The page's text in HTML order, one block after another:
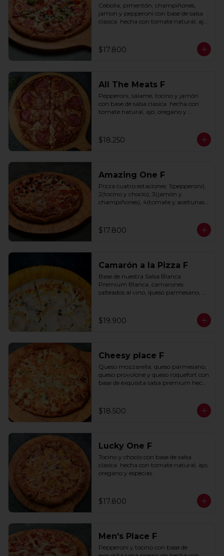
Cebolla, pimentón, champiñones,
jamon y pepperoni con base de salsa
clasica  hecha con tomate natural, ajo,
$17.800
All The Meats F
Pepperoni, salame, tocino y jamón
con base de salsa clasica  hecha con
tomate natural, ajo, oregano y
$18.250
Amazing One F
Pizza cuatro estaciones: 1(pepperoni),
2(tocino y choclo), 3(jamón y
champiñones), 4(tomate y aceitunas
oregano y especias.
$17.800
Camarón a la Pizza F
Base de nuestra Salsa Blanca
Premium Blanca, camarones
salteados al vino, queso parmesano,
$19.900
Cheesy place F
Queso mozzarella, queso parmesano,
queso provolone y queso roquefort con
base de exquisita salsa premium hecha
$18.500
Lucky One F
Tocino y choclo con base de salsa
clasica  hecha con tomate natural, ajo,
oregano y especias.
$17.800
Men's Place F
Pepperoni y tocino con base de